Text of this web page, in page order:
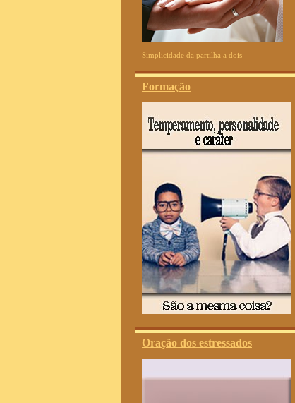
Simplicidade da partilha a dois
Formação
Oração dos estressados